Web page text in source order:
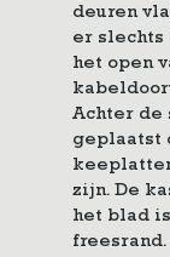
deuren
er slechts
het open
Achter de
geplaatst
zijn. De
het blad
freesrand.